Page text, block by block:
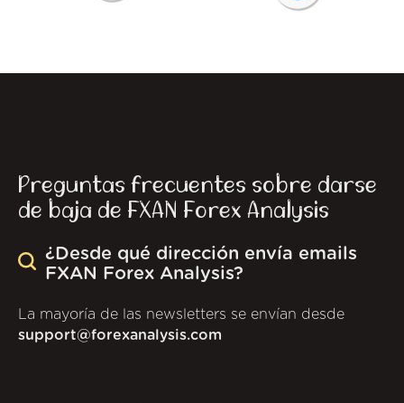
Preguntas frecuentes sobre darse
de baja de FXAN Forex Analysis
¿Desde qué dirección envía emails
FXAN Forex Analysis?
La mayoría de las newsletters se envían desde
support@forexanalysis.com